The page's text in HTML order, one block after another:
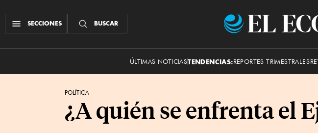
SECCIONES BUSCAR
ÚLTIMAS NOTICIASTENDENCIAS:REPORTES TRIMESTRALES
POLÍTICA
¿A quién se enfrenta el